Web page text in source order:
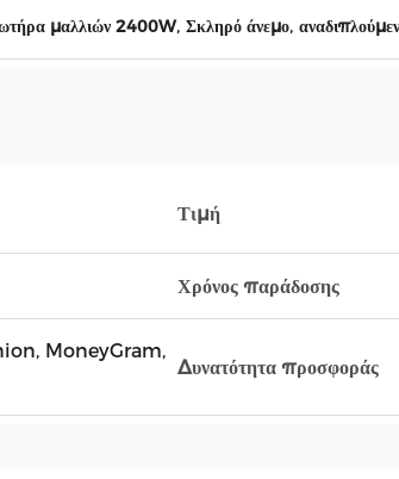
μαλλιών 2400W, Σκληρό άνεμο,
Τιμή
Χρόνος παράδοσης
MoneyGram,
Δυνατότητα προσφοράς